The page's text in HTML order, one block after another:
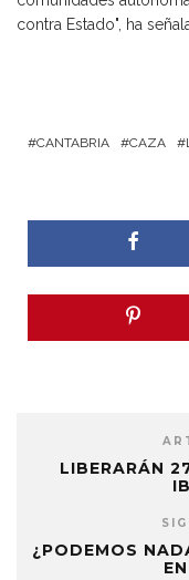
contra Estado", ha
CANTABRIA CAZA
LIBERARÁN
¿PODEMOS